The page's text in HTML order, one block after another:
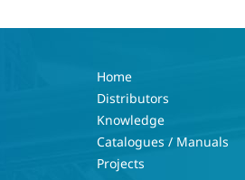
Home
Distributors
Knowledge
Catalogues / Manuals
Projects